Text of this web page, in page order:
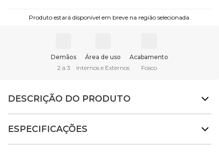
Produto estará disponível em breve na região selecionada.
Demãos
2 a 3
Área de uso
Internos e Externos
Acabamento
Fosco
DESCRIÇÃO DO PRODUTO
ESPECIFICAÇÕES